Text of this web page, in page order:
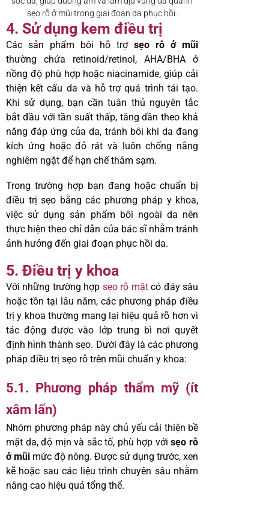
sẹo rỗ ở mũi trong giai đoạn da phục hồi.
4. Sử dụng kem điều trị
Các sản phẩm bôi hỗ trợ sẹo rỗ ở mũi
thường chứa retinoid/retinol, AHA/BHA ở
nồng độ phù hợp hoặc niacinamide, giúp cải
thiện kết cấu da và hỗ trợ quá trình tái tạo.
Khi sử dụng, bạn cần tuân thủ nguyên tắc
bắt đầu với tần suất thấp, tăng dần theo khả
năng đáp ứng của da, tránh bôi khi da đang
kích ứng hoặc đỏ rát và luôn chống nắng
nghiêm ngặt để hạn chế thâm sạm.
Trong trường hợp bạn đang hoặc chuẩn bị
điều trị sẹo bằng các phương pháp y khoa,
việc sử dụng sản phẩm bôi ngoài da nên
thực hiện theo chỉ dẫn của bác sĩ nhằm tránh
ảnh hưởng đến giai đoạn phục hồi da.
5. Điều trị y khoa
Với những trường hợp sẹo rỗ mặtcó đáy sâu
hoặc tồn tại lâu năm, các phương pháp điều
trị y khoa thường mang lại hiệu quả rõ hơn vì
tác động được vào lớp trung bì nơi quyết
định hình thành sẹo. Dưới đây là các phương
pháp điều trị sẹo rỗ trên mũi chuẩn y khoa:
5.1. Phương pháp thẩm mỹ (ít
xâm lấn)
Nhóm phương pháp này chủ yếu cải thiện bề
mặt da, độ mịn và sắc tố, phù hợp vớisẹo rỗ
ở mũi mức độ nông. Được sử dụng trước, xen
kẽ hoặc sau các liệu trình chuyên sâu nhằm
nâng cao hiệu quả tổng thể.